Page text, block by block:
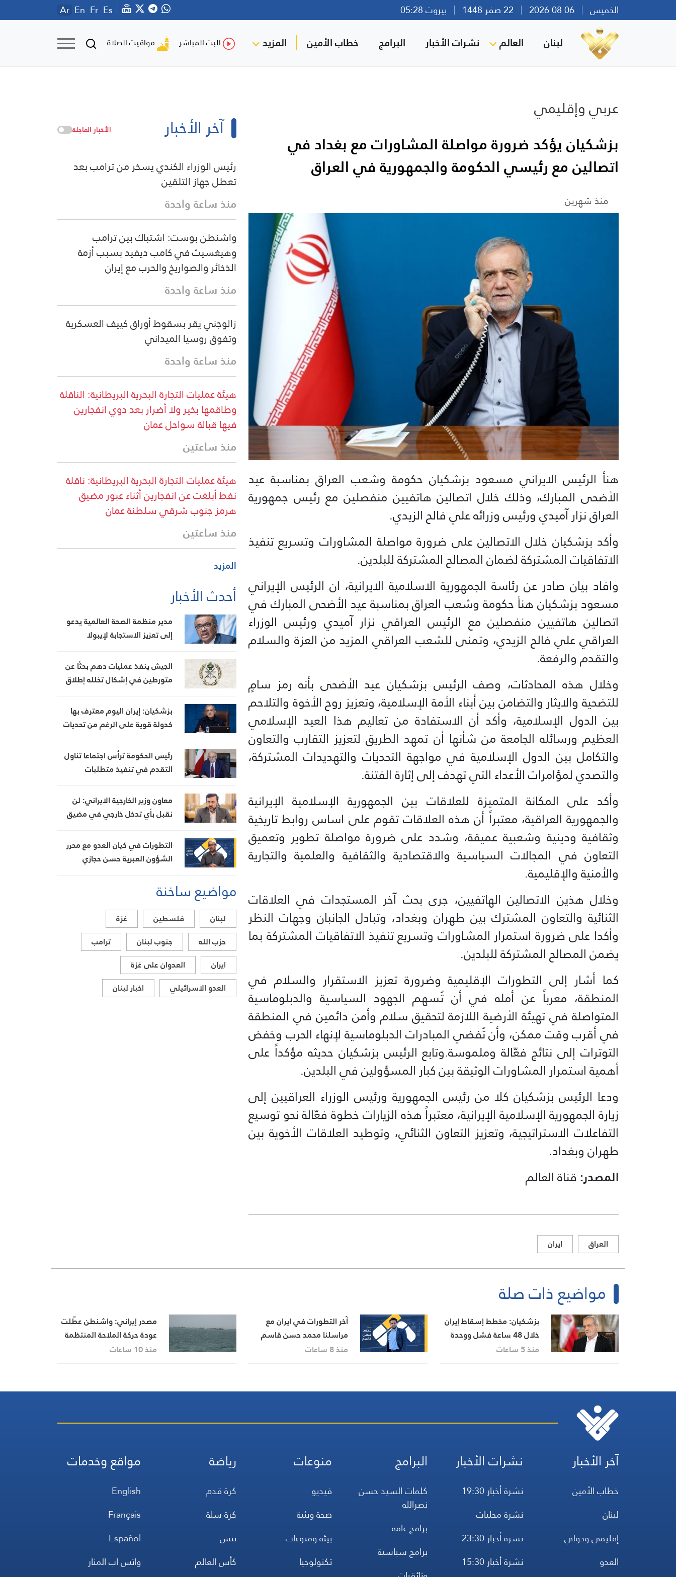
الخميس بيروت 05:28 Ar En Fr Es
لبنان العالم نشرات الأخبار البرامج خطاب الأمين المزيد البث المباشر مواقيت الصلاة
عربي وإقليمي
بزشكيان يؤكد ضرورة مواصلة المشاورات مع بغداد في
اتصالين مع رئيسي الحكومة والجمهورية في العراق
منذ شهرين
هنأ الرئيس الايراني مسعود بزشكيان حكومة وشعب العراق بمناسبة عيد
الأضحى المبارك، وذلك خلال اتصالين هاتفيين منفصلين مع رئيس جمهورية
العراق نزار آميدي ورئيس وزرائه علي فالح الزيدي.
وأكد بزشكيان خلال الاتصالين على ضرورة مواصلة المشاورات وتسريع تنفيذ
الاتفاقيات المشتركة لضمان المصالح المشتركة للبلدين.
وافاد بيان صادر عن رئاسة الجمهورية الاسلامية الايرانية، ان الرئيس الإيراني
مسعود بزشكيان هنأ حكومة وشعب العراق بمناسبة عيد الأضحى المبارك في
اتصالين هاتفيين منفصلين مع الرئيس العراقي نزار آميدي ورئيس الوزراء
العراقي علي فالح الزيدي، وتمنى للشعب العراقي المزيد من العزة والسلام
والتقدم والرفعة.
وخلال هذه المحادثات، وصف الرئيس بزشكيان عيد الأضحى بأنه رمز سامٍ
للتضحية والايثار والتضامن بين أبناء الأمة الإسلامية، وتعزيز روح الأخوة والتلاحم
بين الدول الإسلامية، وأكد أن الاستفادة من تعاليم هذا العيد الإسلامي
العظيم ورسائله الجامعة من شأنها أن تمهد الطريق لتعزيز التقارب والتعاون
والتكامل بين الدول الإسلامية في مواجهة التحديات والتهديدات المشتركة،
والتصدي لمؤامرات الأعداء التي تهدف إلى إثارة الفتنة.
وأكد على المكانة المتميزة للعلاقات بين الجمهورية الإسلامية الإيرانية
والجمهورية العراقية، معتبراً أن هذه العلاقات تقوم على اساس روابط تاريخية
وثقافية ودينية وشعبية عميقة، وشدد على ضرورة مواصلة تطوير وتعميق
التعاون في المجالات السياسية والاقتصادية والثقافية والعلمية والتجارية
والأمنية والإقليمية.
وخلال هذين الاتصالين الهاتفيين، جرى بحث آخر المستجدات في العلاقات
الثنائية والتعاون المشترك بين طهران وبغداد، وتبادل الجانبان وجهات النظر
وأكدا على ضرورة استمرار المشاورات وتسريع تنفيذ الاتفاقيات المشتركة بما
يضمن المصالح المشتركة للبلدين.
كما أشار إلى التطورات الإقليمية وضرورة تعزيز الاستقرار والسلام في
المنطقة، معرباً عن أمله في أن تُسهم الجهود السياسية والدبلوماسية
المتواصلة في تهيئة الأرضية اللازمة لتحقيق سلام وأمن دائمين في المنطقة
في أقرب وقت ممكن، وأن تُفضي المبادرات الدبلوماسية لإنهاء الحرب وخفض
التوترات إلى نتائج فعّالة وملموسة.وتابع الرئيس بزشكيان حديثه مؤكداً على
أهمية استمرار المشاورات الوثيقة بين كبار المسؤولين في البلدين.
ودعا الرئيس بزشكيان كلا من رئيس الجمهورية ورئيس الوزراء العراقيين إلى
زيارة الجمهورية الإسلامية الإيرانية، معتبراً هذه الزيارات خطوة فعّالة نحو توسيع
التفاعلات الاستراتيجية، وتعزيز التعاون الثنائي، وتوطيد العلاقات الأخوية بين
طهران وبغداد.
المصدر: قناة العالم
العراق ايران
آخر الأخبار الأخبار العاجلة
رئيس الوزراء الكندي يسخر من ترامب بعد
تعطل جهاز التلقين
منذ ساعة واحدة
واشنطن بوست: اشتباك بين ترامب
وهيغسيث في كامب ديفيد بسبب أزمة
الذخائر والصواريخ والحرب مع إيران
منذ ساعة واحدة
زالوجني يقر بسقوط أوراق كييف العسكرية
وتفوق روسيا الميداني
منذ ساعة واحدة
هيئة عمليات التجارة البحرية البريطانية: الناقلة
وطاقمها بخير ولا أضرار بعد دوي انفجارين
فيها قبالة سواحل عمان
منذ ساعتين
هيئة عمليات التجارة البحرية البريطانية: ناقلة
نفط أبلغت عن انفجارين أثناء عبور مضيق
هرمز جنوب شرقي سلطنة عمان
منذ ساعتين
المزيد
أحدث الأخبار
مدير منظمة الصحة العالمية يدعو
إلى تعزيز الاستجابة لإيبولا
الجيش ينفذ عمليات دهم بحثًا عن
متورطين في إشكال تخلله إطلاق
ويتلف 16 خيمة مزروعة بالماريجوانا
بزشكيان: إيران اليوم معترف بها
كدولة قوية على الرغم من تحديات
رئيس الحكومة ترأس اجتماعا تناول
التقدم في تنفيذ متطلبات
من القائمة الرمادية
معاون وزير الخارجية الايراني: لن
نقبل بأي تدخل خارجي في مضيق
التطورات في كيان العدو مع محرر
الشؤون العبرية حسن حجازي
مواضيع ساخنة
لبنان فلسطين
غزة
حزب الله
جنوب لبنان
ترامب
ايران
العدوان على غزة
العدو الاسرائيلي
اخبار لبنان
مواضيع ذات صلة
بزشكيان: مخطط إسقاط إيران
خلال 48 ساعة فشل ووحدة
الشعب أحبطته
منذ 5 ساعات
آخر التطورات في ايران مع
مراسلنا محمد حسن قاسم
منذ 8 ساعات
مصدر إيراني: واشنطن عطّلت
عودة حركة الملاحة المنتظمة
في مضيق هرمز
منذ 10 ساعات
آخر الأخبار
خطاب الأمين
لبنان
إقليمي ودولي
العدو
نشرات الأخبار
نشرة أخبار 19:30
نشرة محليات
نشرة أخبار 23:30
نشرة أخبار 15:30
البرامج
كلمات السيد حسن
نصرالله
برامج عامة
برامج سياسية
منوعات
فيديو
صحة وبئية
بيئة ومنوعات
تكنولوجيا
رياضة
كرة قدم
كرة سلة
تنس
كأس العالم
مواقع وخدمات
English
Français
Español
واتس اب المنار